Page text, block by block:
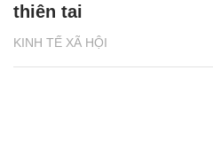
KINH TẾ XÃ HỘI
thiên tai